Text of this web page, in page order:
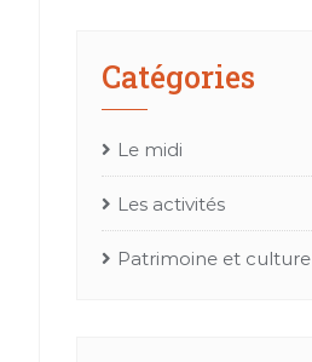
Catégories
Le midi
Les activités
Patrimoine et culture